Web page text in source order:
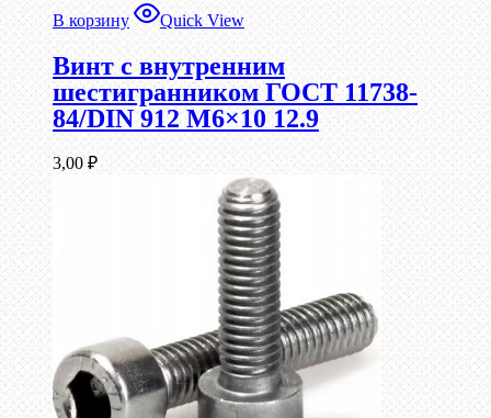
В корзину Quick View
Винт c внутренним
шестигранником ГОСТ 11738-
84/DIN 912 М6×10 12.9
3,00 ₽